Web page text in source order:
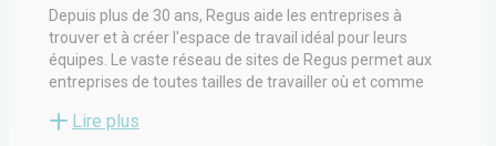
Depuis plus de 30 ans, Regus aide les entreprises à
trouver et à créer l'espace de travail idéal pour leurs
équipes. Le vaste réseau de sites de Regus permet aux
entreprises de toutes tailles de travailler où et comme
aux entreprises le choix, la flexibilité et l'accès à une
Lire plus